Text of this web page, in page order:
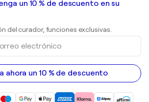
España
un 10 % de descuento en su
del curador, funciones exclusivas.
ahora un 10 % de descuento